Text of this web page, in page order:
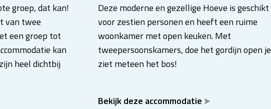
groep, dat kan!
van twee
een groep tot
kan
heel dichtbij
Deze moderne en gezellige Hoeve is geschikt
voor zestien personen en heeft een ruime
woonkamer met open keuken. Met
tweepersoonskamers, doe het gordijn open je
ziet meteen het bos!
Bekijk deze accommodatie